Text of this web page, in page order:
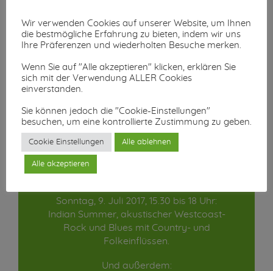
Pickville, Irish Folk gemischt mit
amerikanischer Conutry-Music und einer
Prise Reggae – gekonnt interpretiert.
Sonnabend, 8. Juli 2017, 15 bis 18 Uhr:
Saitensprung spielen Coversongs der Rock
Gitarren, Banjo, Mandoline, Tin Whistle und
Bodhrán geschrieben haben.
Sonntag, 9. Juli 2017, 12 bis 14.30 Uhr:
Bun-Jon & The Big Jive, eine Hamburger
Sonntag, 9. Juli 2017, 15.30 bis 18 Uhr:
Indian Summer, akustischer Westcoast-
Rock und Blues mit Country- und
Folkeinflüssen.
Und außerdem:
Wir verwenden Cookies auf unserer Website, um Ihnen
die bestmögliche Erfahrung zu bieten, indem wir uns
Ihre Präferenzen und wiederholten Besuche merken.
Wenn Sie auf "Alle akzeptieren" klicken, erklären Sie
sich mit der Verwendung ALLER Cookies
einverstanden.
Sie können jedoch die "Cookie-Einstellungen"
besuchen, um eine kontrollierte Zustimmung zu geben.
Cookie Einstellungen Alle ablehnen
Alle akzeptieren